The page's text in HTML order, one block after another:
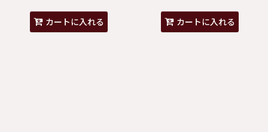
カートに入れる カートに入れる